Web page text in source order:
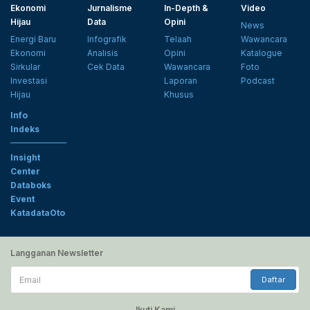
Ekonomi
Hijau
Energi Baru
Ekonomi
Sirkular
Investasi
Hijau
Jurnalisme
Data
Infografik
Analisis
Cek Data
In-Depth &
Opini
Telaah
Opini
Wawancara
Laporan
Khusus
Video
News
Wawancara
Katalogue
Foto
Podcast
Info
Indeks
Insight
Center
Databoks
Event
KatadataOto
Langganan Newsletter
Email
Daftar